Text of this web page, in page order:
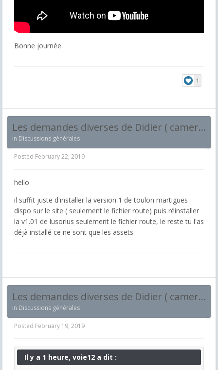
Bonne journée.
1
Les demandes diverses de Didier ( camera, fichiers etc ..)
in Discussions générales
Posted February 22, 2019
hello
il suffit juste d'installer la version 1 de toulon martigues
dispo sur le site ( seulement le fichier route) puis réinstaller
la v1.01 de lusorius seulement le fichier route, le reste tu l'as
déjà installé ce ne sont que les assets.
Les demandes diverses de Didier ( camera, fichiers etc ..)
in Discussions générales
Posted February 19, 2019
Il y a 1 heure, voie12 a dit :